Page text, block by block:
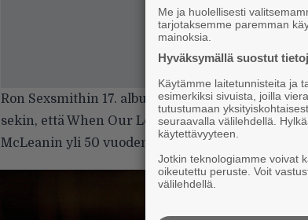
Ron Sexsmithin 17. albumin pysyttäytymistä
sekin, että When Our Love Was New huokuu
McLeanin yli 50 vuoden takainen Vincent-
Me ja huolellisesti
tarjotaksemme paremman
mainoksia.
Hyväksymällä suostut
Käytämme laitetunnisteita ja
esimerkiksi sivuista, joilla
tutustumaan
seuraavalla välilehdellä.
käytettävyyteen.
Jotkin teknologiamme voivat
oikeutettu peruste. Voit
välilehdellä.